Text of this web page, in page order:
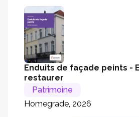
Enduits de façade peints -
restaurer
Patrimoine
Homegrade, 2026